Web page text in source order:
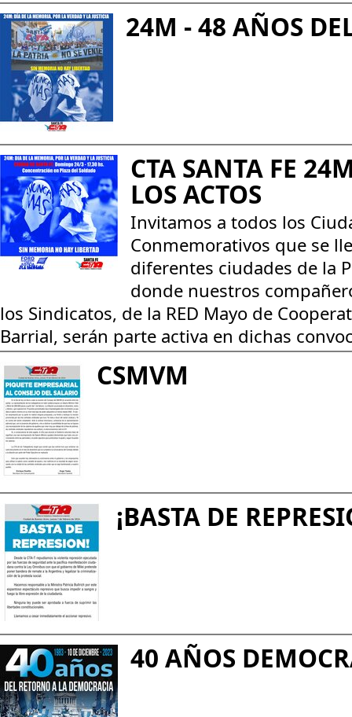
24M - 48 AÑOS
CTA SANTA FE
LOS ACTOS
Invitamos a todos los
Conmemorativos que se
diferentes ciudades de la
donde nuestros
los Sindicatos, de la RED Mayo de
Barrial, serán parte activa en dichas
CSMVM
¡BASTA DE
40 AÑOS